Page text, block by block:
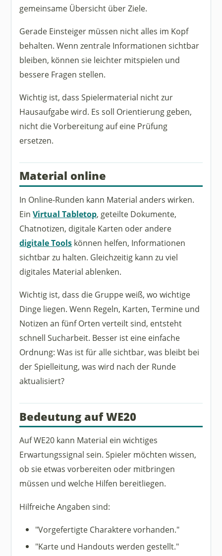
gemeinsame Übersicht über Ziele.
Gerade Einsteiger müssen nicht alles im Kopf
behalten. Wenn zentrale Informationen sichtbar
bleiben, können sie leichter mitspielen und
bessere Fragen stellen.
Wichtig ist, dass Spielermaterial nicht zur
Hausaufgabe wird. Es soll Orientierung geben,
nicht die Vorbereitung auf eine Prüfung
ersetzen.
Material online
In Online-Runden kann Material anders wirken.
EinVirtual Tabletop, geteilte Dokumente,
Chatnotizen, digitale Karten oder andere
digitale Tools können helfen, Informationen
sichtbar zu halten. Gleichzeitig kann zu viel
digitales Material ablenken.
Wichtig ist, dass die Gruppe weiß, wo wichtige
Dinge liegen. Wenn Regeln, Karten, Termine und
Notizen an fünf Orten verteilt sind, entsteht
schnell Sucharbeit. Besser ist eine einfache
Ordnung: Was ist für alle sichtbar, was bleibt bei
der Spielleitung, was wird nach der Runde
aktualisiert?
Bedeutung auf WE20
Auf WE20 kann Material ein wichtiges
Erwartungssignal sein. Spieler möchten wissen,
ob sie etwas vorbereiten oder mitbringen
müssen und welche Hilfen bereitliegen.
Hilfreiche Angaben sind:
"Vorgefertigte Charaktere vorhanden."
"Karte und Handouts werden gestellt."